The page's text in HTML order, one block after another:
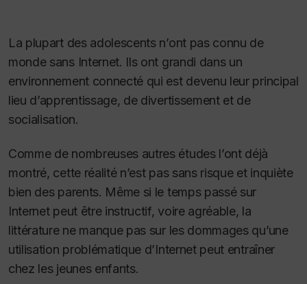
La plupart des adolescents n’ont pas connu de
monde sans Internet. Ils ont grandi dans un
environnement connecté qui est devenu leur principal
lieu d’apprentissage, de divertissement et de
socialisation.
Comme de nombreuses autres études l’ont déjà
montré, cette réalité n’est pas sans risque et inquiète
bien des parents. Même si le temps passé sur
Internet peut être instructif, voire agréable, la
littérature ne manque pas sur les dommages qu’une
utilisation problématique d’Internet peut entraîner
chez les jeunes enfants.